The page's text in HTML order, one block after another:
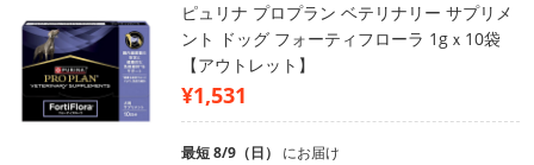
ピュリナ プロプラン ベテリナリー サプリメ
ント ドッグ フォーティフローラ 1gｘ10袋
【アウトレット】
¥1,531
最短 8/9（日） にお届け